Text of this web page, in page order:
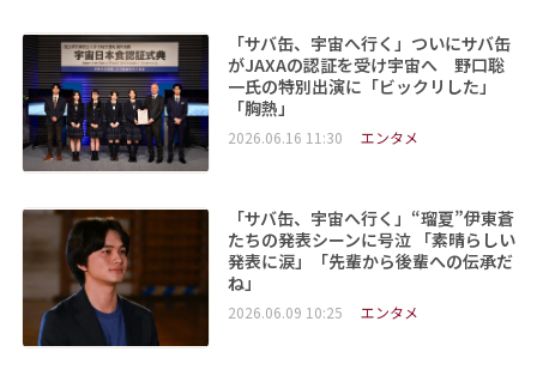
「サバ缶、宇宙へ行く」ついにサバ缶
がJAXAの認証を受け宇宙へ 野口聡
一氏の特別出演に「ビックリした」
「胸熱」
2026.06.16 11:30 エンタメ
「サバ缶、宇宙へ行く」“瑠夏”伊東蒼
たちの発表シーンに号泣 「素晴らしい
発表に涙」「先輩から後輩への伝承だ
ね」
2026.06.09 10:25 エンタメ